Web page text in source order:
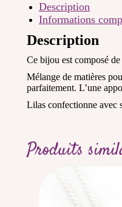
Description
Informations
Description
Ce bijou est composé
Mélange de matières
parfaitement. L’une
Lilas confectionne avec
Produits